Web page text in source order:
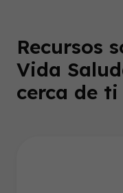
Recursos
Vida
cerca de ti